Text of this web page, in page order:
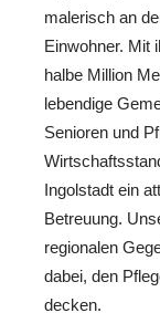
malerisch an
Einwohner. Mit
halbe Million
lebendige
Senioren und
Ingolstadt ein
Betreuung.
regionalen
dabei, den
decken.